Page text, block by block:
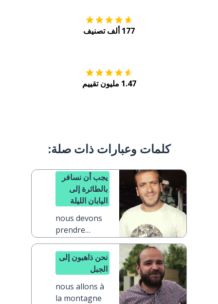
177 ألف تصنيف
1.47 مليون تقييم
كلمات وعبارات ذات صلة:
يجب أن نسافر
بالطائرة إلى
اليابان الليلة
nous devons
prendre
l'avion pour le
Japon ce soir
نحن ذاهبون إلى
الجبل
nous allons à
la montagne